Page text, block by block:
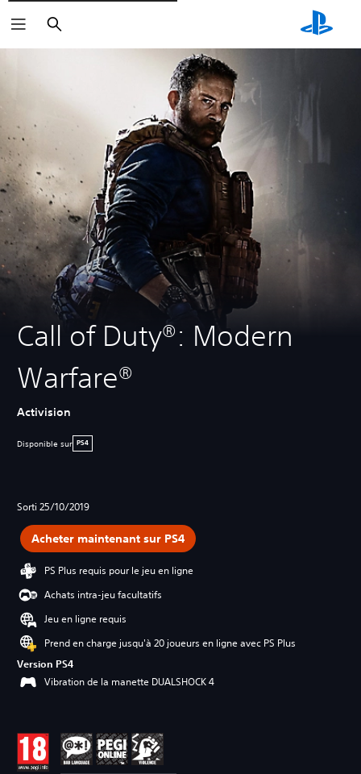
Rechercher
Call of Duty®: Modern
Warfare®
Activision
Disponible sur PS4
Sorti 25/10/2019
Acheter maintenant sur PS4
PS Plus requis pour le jeu en ligne
Achats intra-jeu facultatifs
Jeu en ligne requis
Prend en charge jusqu'à 20 joueurs en ligne avec PS Plus
Version PS4
Vibration de la manette DUALSHOCK 4